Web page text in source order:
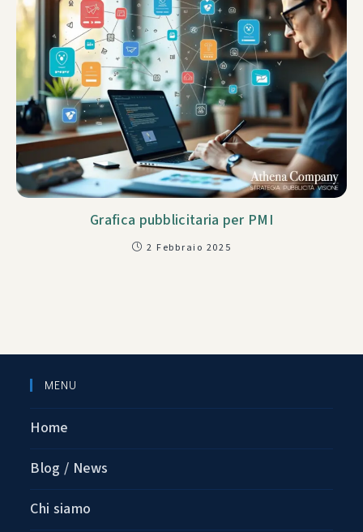
Grafica pubblicitaria per PMI
2 Febbraio 2025
MENU
Home
Blog / News
Chi siamo